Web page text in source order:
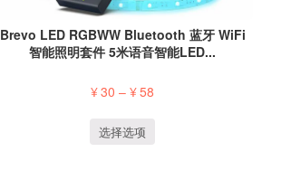
Brevo LED RGBWW Bluetooth 蓝牙 WiFi
智能照明套件 5米语音智能LED...
¥30 –¥58
选择选项